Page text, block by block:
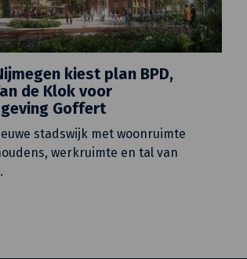
kiest plan BPD,
de Klok voor
Goffert
stadswijk met woonruimte
werkruimte en tal van